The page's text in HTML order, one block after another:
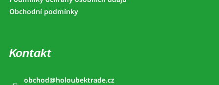
Obchodní podmínky
Kontakt
obchod@holoubektrade.cz